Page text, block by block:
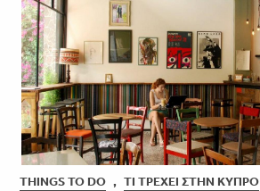
THINGS TO DO , ΤΙ ΤΡΈΧΕΙ ΣΤΗΝ ΚΎΠΡΟ